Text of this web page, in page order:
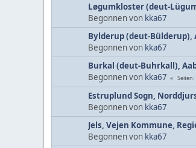
Løgumkloster (deut-
Begonnen von kka67
Bylderup (deut-Bülderup),
Begonnen von kka67
Burkal (deut-Buhrkall),
Begonnen von kka67 Seiten
Estruplund Sogn,
Begonnen von kka67
Jels, Vejen Kommune,
Begonnen von kka67